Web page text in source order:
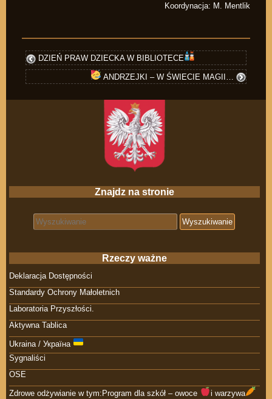
Koordynacja: M. Mentlik
DZIEŃ PRAW DZIECKA W BIBLIOTECE
ANDRZEJKI – W ŚWIECIE MAGII…
Znajdz na stronie
Search for:
Rzeczy ważne
Deklaracja Dostępności
Standardy Ochrony Małoletnich
Laboratoria Przyszłości.
Aktywna Tablica
Ukraina / Україна
Sygnaliści
OSE
Zdrowe odżywianie w tym:Program dla szkół – owoce
i warzywa